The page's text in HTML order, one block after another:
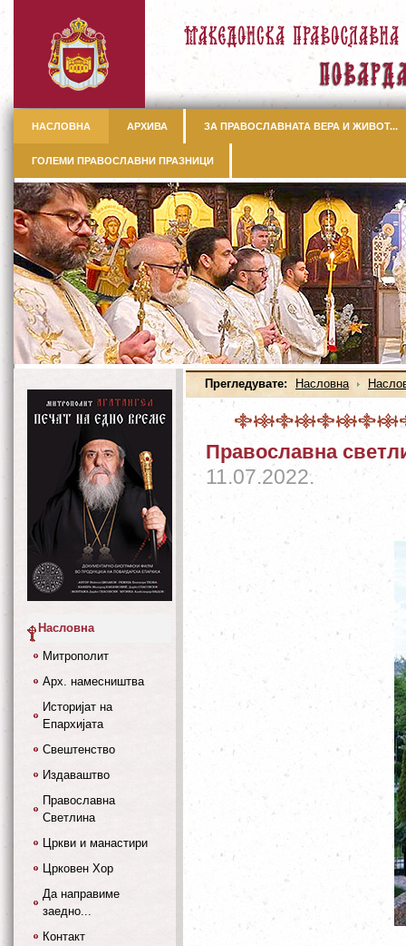
НАСЛОВНА АРХИВА ЗА ПРАВОСЛАВНАТА ВЕРА И ЖИВОТ...
ГОЛЕМИ ПРАВОСЛАВНИ ПРАЗНИЦИ
Прегледувате: Насловна
Православна
11.07.2022.
Насловна
Митрополит
Арх. намесништва
Историјат на
Епархијата
Свештенство
Издаваштво
Православна
Светлина
Цркви и манастири
Црковен Хор
Да направиме
заедно...
Контакт